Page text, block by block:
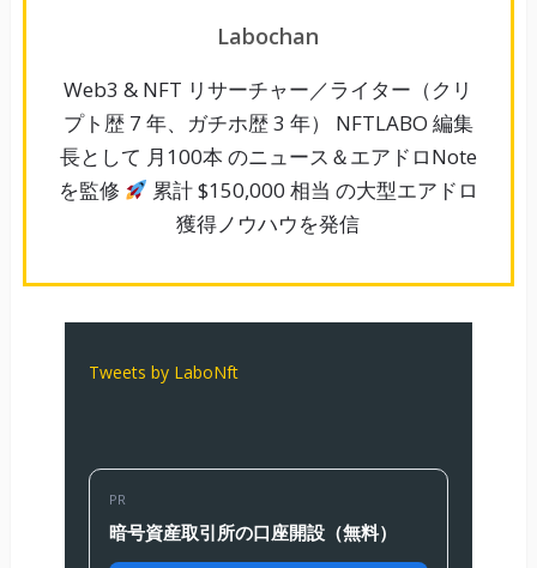
Labochan
Web3 & NFT リサーチャー／ライター（クリ
プト歴 7 年、ガチホ歴 3 年） NFTLABO 編集
長として 月100本 のニュース＆エアドロNote
を監修
累計 $150,000 相当 の大型エアドロ
獲得ノウハウを発信
Tweets by LaboNft
PR
暗号資産取引所の口座開設（無料）